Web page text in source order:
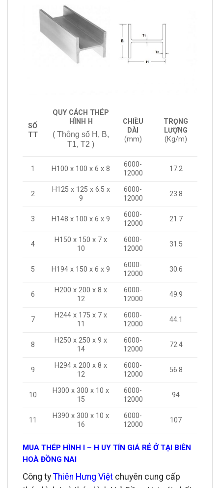
SỐ
TT
QUY CÁCH THÉP
HÌNH H
( Thông số H, B,
T1, T2 )
CHIỀU
DÀI
(mm)
TRỌNG
LƯỢNG
(Kg/m)
1 H100 x 100 x 6 x 8
6000-
12000
17.2
2
H125 x 125 x 6.5 x
9
6000-
12000
23.8
3 H148 x 100 x 6 x 9
6000-
12000
21.7
4
H150 x 150 x 7 x
10
6000-
12000
31.5
5 H194 x 150 x 6 x 9
6000-
12000
30.6
6
H200 x 200 x 8 x
12
6000-
12000
49.9
7
H244 x 175 x 7 x
11
6000-
12000
44.1
8
H250 x 250 x 9 x
14
6000-
12000
72.4
9
H294 x 200 x 8 x
12
6000-
12000
56.8
10
H300 x 300 x 10 x
15
6000-
12000
94
11
H390 x 300 x 10 x
16
6000-
12000
107
MUA THÉP HÌNH I – H UY TÍN GIÁ RẺ Ở TẠI BIÊN
HOÀ ĐỒNG NAI
Công ty Thiên Hưng Việt chuyên cung cấp